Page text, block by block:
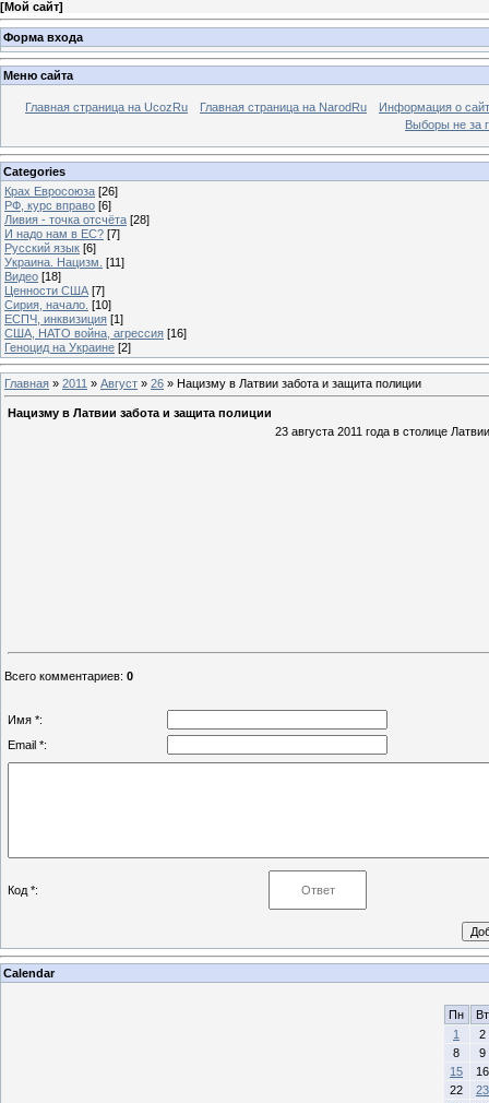
[Мой сайт]
Форма входа
Меню сайта
Главная страница на UcozRu Главная страница на NarodRu
Информация о
Выборы не за
Categories
Крах Евросоюза [26]
РФ, курс вправо [6]
Ливия - точка отсчёта [28]
И надо нам в ЕС? [7]
Русский язык [6]
Украина. Нацизм. [11]
Видео [18]
Ценности США [7]
Сирия, начало. [10]
ЕСПЧ, инквизиция [1]
США, НАТО война, агрессия [16]
Геноцид на Украине [2]
Главная » 2011 » Август » 26 » Нацизму в Латвии забота и защита полиции
Нацизму в Латвии забота и защита полиции
23 августа 2011 года в столице
Всего комментариев: 0
Имя *:
Email *:
Код *:
Calendar
Пн
Вт
1
2
8
9
15
16
22
23